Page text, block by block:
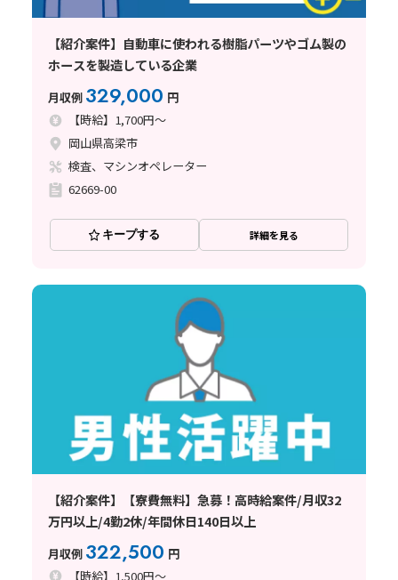
【紹介案件】自動車に使われる樹脂パーツやゴム製の
ホースを製造している企業
月収例 329,000 円
【時給】1,700円～
岡山県高梁市
検査、マシンオペレーター
62669-00
キープする 詳細を見る
【紹介案件】【寮費無料】急募！高時給案件/月収32
万円以上/4勤2休/年間休日140日以上
月収例 322,500 円
【時給】1,500円～